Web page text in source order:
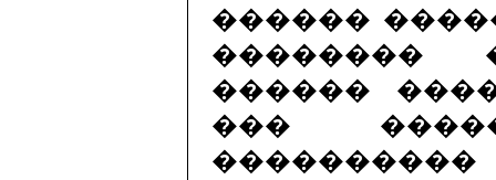
������
��������
������
���